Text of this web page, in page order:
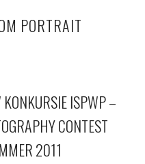
PORTRAIT
ISPWP –
CONTEST
2011